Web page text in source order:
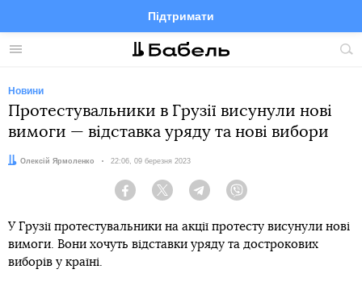
Меню
Підтримати
FacebookTelegramTwitter
Новини
Протестувальники в Грузії висунули нові
вимоги — відставка уряду та нові вибори
Автор:
Олексій Ярмоленко Дата:
22:06, 09 березня 2023
Facebook Twitter Telegram
У Грузії протестувальники на акції протесту висунули нові
вимоги. Вони хочуть відставки уряду та дострокових
виборів у країні.